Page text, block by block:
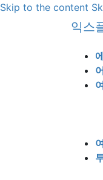
Skip to the content
익스